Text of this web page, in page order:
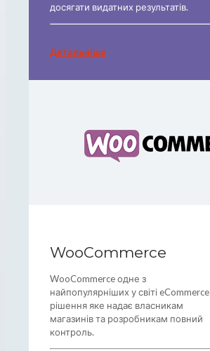
досягати видатних результатів.
Детальніше
WooCommerce
WooCommerce одне з
найпопулярніших у світі eCommerce
рішення яке надає власникам
магазинів та розробникам повний
контроль.